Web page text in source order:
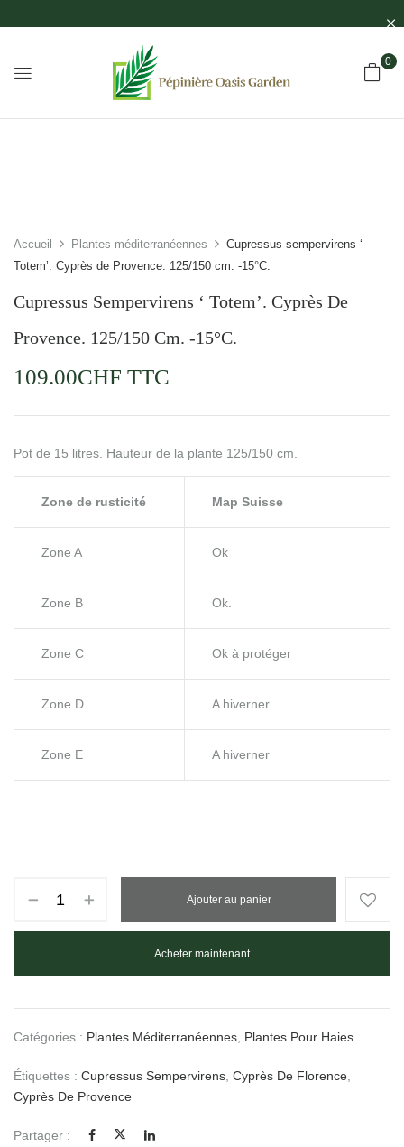
0
Accueil Plantes méditerranéennes
Cupressus sempervirens ‘
Totem’. Cyprès de Provence. 125/150 cm. -15°C.
Cupressus Sempervirens ‘ Totem’. Cyprès De
Provence. 125/150 Cm. -15°C.
109.00CHF TTC
Pot de 15 litres. Hauteur de la plante 125/150 cm.
Zone de rusticité Map Suisse
Zone A Ok
Zone B Ok.
Zone C Ok à protéger
Zone D A hiverner
Zone E A hiverner
Ajouter au panier
Acheter maintenant
Catégories : Plantes Méditerranéennes Plantes Pour Haies
Étiquettes : Cupressus Sempervirens Cyprès De Florence
Cyprès De Provence
Partager :